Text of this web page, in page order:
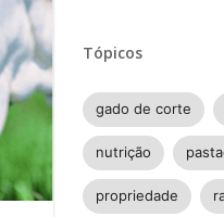
Tópicos
gado de corte
nutrição
propriedade